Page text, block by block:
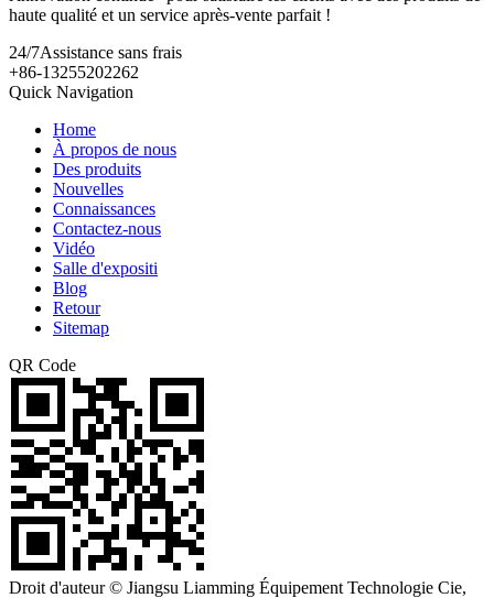
haute qualité et un service après-vente parfait !
24/7Assistance sans frais
+86-13255202262
Quick Navigation
Home
À propos de nous
Des produits
Nouvelles
Connaissances
Contactez-nous
Vidéo
Salle d'expositi
Blog
Retour
Sitemap
QR Code
Droit d'auteur © Jiangsu Liamming Équipement Technologie Cie,